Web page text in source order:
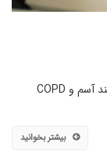
بعضی از بیمارانی که مبتلا به بیماری تنفسی مزمن مانند آسم و COPD
بیشتر بخوانید